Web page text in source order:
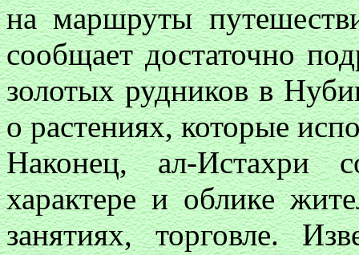
на маршруты
сообщает достаточно
золотых рудников в
о растениях, которые
Наконец, ал-Истахри
характере и облике
занятиях, торговле.